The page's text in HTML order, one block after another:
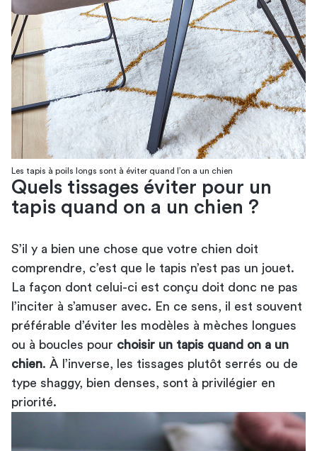
Les tapis à poils longs sont à éviter quand l’on a un chien
Quels tissages éviter pour un
tapis quand on a un chien ?
S’il y a bien une chose que votre chien doit
comprendre, c’est que le tapis n’est pas un jouet.
La façon dont celui-ci est conçu doit donc ne pas
l’inciter à s’amuser avec. En ce sens, il est souvent
préférable d’éviter les modèles à mèches longues
ou à boucles pour choisir un tapis quand on a un
chien. À l’inverse, les tissages plutôt serrés ou de
type shaggy, bien denses, sont à privilégier en
priorité.